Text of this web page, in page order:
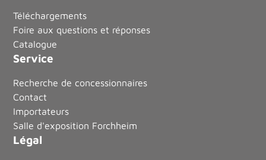
Téléchargements
Foire aux questions et réponses
Catalogue
Service
Recherche de concessionnaires
Contact
Importateurs
Salle d'exposition Forchheim
Légal